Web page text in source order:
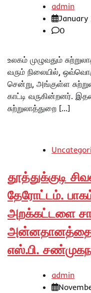
admin
0
உலகம் முழுவதும்
வரும் நிலையில்,
சென்று, அங்குள்ள
காட்டி வருகின்றனர்.
சுற்றுலாத்துறை […]
தூத்துக்குடி
தேரோட்டம்.
அறக்கட்டளை
அன்னதானத்தை
எஸ்.பி.
admin